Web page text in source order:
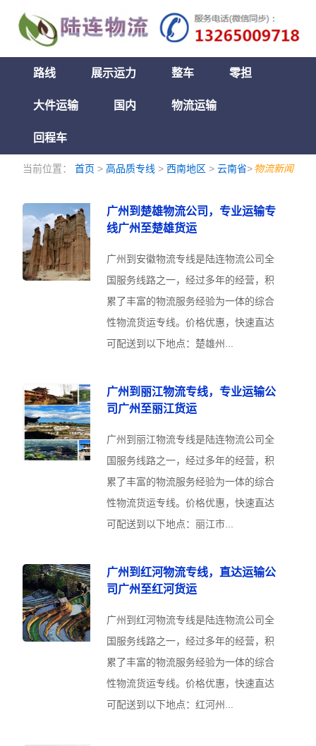
路线 展示运力 整车 零担
大件运输 国内 物流运输
回程车
当前位置：首页 >高品质专线 >西南地区 >云南省>物流新闻
广州到楚雄物流公司，专业运输专
线广州至楚雄货运
广州到安徽物流专线是陆连物流公司全
国服务线路之一，经过多年的经营，积
累了丰富的物流服务经验为一体的综合
性物流货运专线。价格优惠，快速直达
可配送到以下地点：楚雄州...
广州到丽江物流专线，专业运输公
司广州至丽江货运
广州到丽江物流专线是陆连物流公司全
国服务线路之一，经过多年的经营，积
累了丰富的物流服务经验为一体的综合
性物流货运专线。价格优惠，快速直达
可配送到以下地点：丽江市...
广州到红河物流专线，直达运输公
司广州至红河货运
广州到红河物流专线是陆连物流公司全
国服务线路之一，经过多年的经营，积
累了丰富的物流服务经验为一体的综合
性物流货运专线。价格优惠，快速直达
可配送到以下地点：红河州...